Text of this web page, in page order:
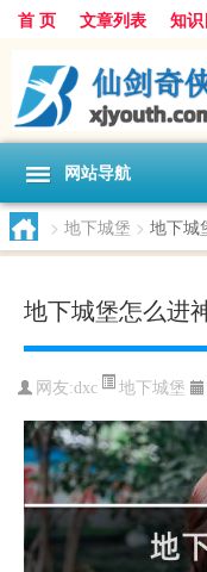
首 页 文章列表 知
网站导航
> 地下城堡 > 地下城
地下城堡怎么进
网友:dxc 地下城堡